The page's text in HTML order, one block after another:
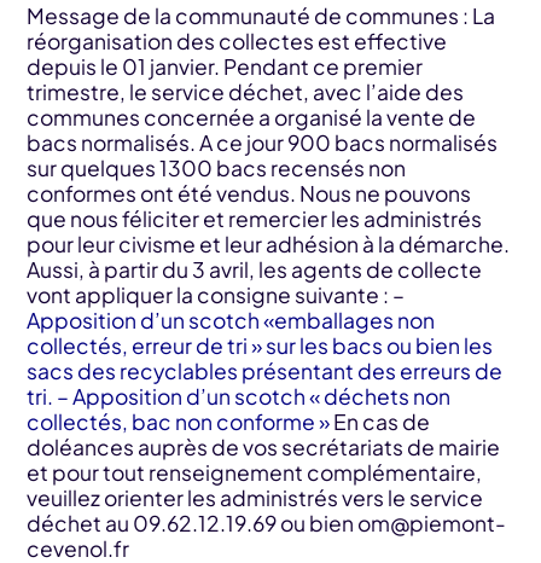
Message de la communauté de communes : La
réorganisation des collectes est effective
depuis le 01 janvier. Pendant ce premier
trimestre, le service déchet, avec l’aide des
communes concernée a organisé la vente de
bacs normalisés. A ce jour 900 bacs normalisés
sur quelques 1300 bacs recensés non
conformes ont été vendus. Nous ne pouvons
que nous féliciter et remercier les administrés
pour leur civisme et leur adhésion à la démarche.
Aussi, à partir du 3 avril, les agents de collecte
vont appliquer la consigne suivante : –
Apposition d’un scotch «emballages non
collectés, erreur de tri » sur les bacs ou bien les
sacs des recyclables présentant des erreurs de
tri. – Apposition d’un scotch « déchets non
collectés, bac non conforme »En cas de
doléances auprès de vos secrétariats de mairie
et pour tout renseignement complémentaire,
veuillez orienter les administrés vers le service
déchet au 09.62.12.19.69 ou bien om@piemont-
cevenol.fr